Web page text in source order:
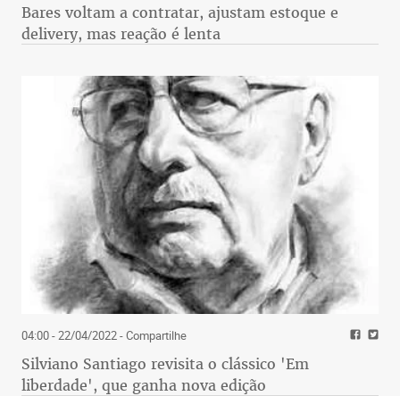
Bares voltam a contratar, ajustam estoque e
delivery, mas reação é lenta
04:00 - 22/04/2022- Compartilhe
Silviano Santiago revisita o clássico 'Em
liberdade', que ganha nova edição